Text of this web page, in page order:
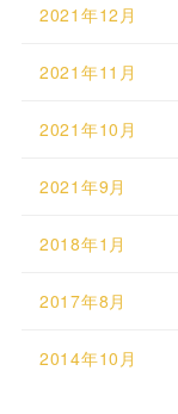
2021年12月
2021年11月
2021年10月
2021年9月
2018年1月
2017年8月
2014年10月